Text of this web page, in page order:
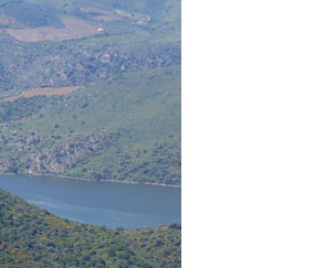
IV Edición del Festival de
Narración Oral, Memoria,
Tierra y Voz